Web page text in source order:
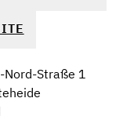
Nord-Straße 1